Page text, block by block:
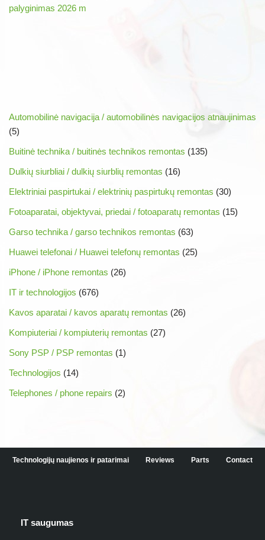
palyginimas 2026 m
Automobilinė navigacija / automobilinės navigacijos atnaujinimas
(5)
Buitinė technika / buitinės technikos remontas (135)
Dulkių siurbliai / dulkių siurblių remontas (16)
Elektriniai paspirtukai / elektrinių paspirtukų remontas (30)
Fotoaparatai, objektyvai, priedai / fotoaparatų remontas (15)
Garso technika / garso technikos remontas (63)
Huawei telefonai / Huawei telefonų remontas (25)
iPhone / iPhone remontas (26)
IT ir technologijos (676)
Kavos aparatai / kavos aparatų remontas (26)
Kompiuteriai / kompiuterių remontas (27)
Sony PSP / PSP remontas (1)
Technologijos (14)
Telephones / phone repairs (2)
Technologijų naujienos ir patarimai Reviews Parts Contact
IT saugumas